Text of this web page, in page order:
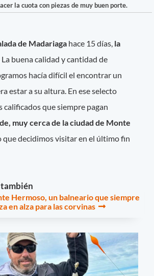
la cuota con piezas de muy buen porte.
de Madariaga hace 15 días, la
La buena calidad y cantidad de
hacía difícil el encontrar un
estar a su altura. En ese selecto
calificados que siempre pagan
muy cerca de la ciudad de Monte
que decidimos visitar en el último fin
también
Hermoso, un balneario que siempre
en alza para las corvinas